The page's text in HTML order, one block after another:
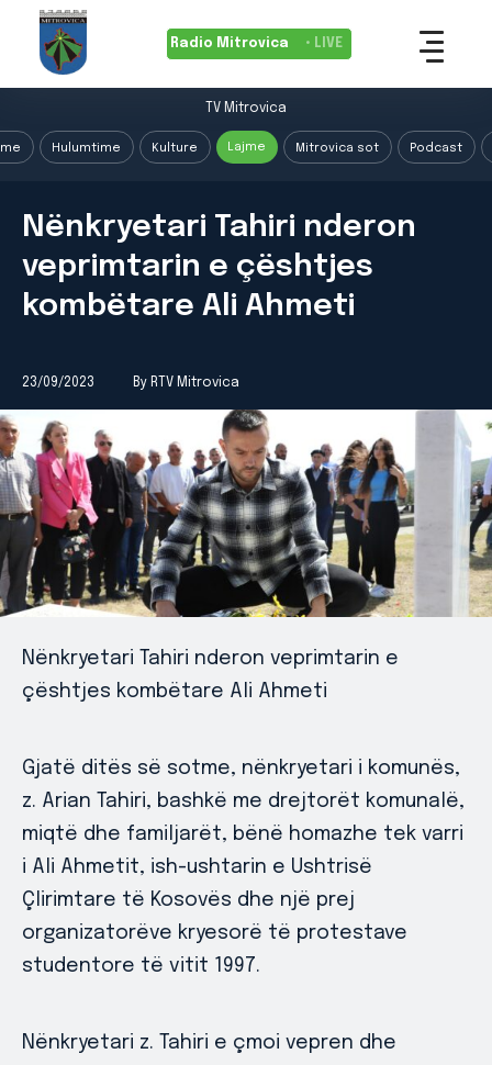
Radio Mitrovica • LIVE
TV Mitrovica
Hulumtime Kulture Lajme Mitrovica sot Podcast
Nënkryetari Tahiri nderon
veprimtarin e çështjes
kombëtare Ali Ahmeti
23/09/2023 By RTV Mitrovica
Nënkryetari Tahiri nderon veprimtarin e
çështjes kombëtare Ali Ahmeti
Gjatë ditës së sotme, nënkryetari i komunës,
z. Arian Tahiri, bashkë me drejtorët komunalë,
miqtë dhe familjarët, bënë homazhe tek varri
i Ali Ahmetit, ish-ushtarin e Ushtrisë
Çlirimtare të Kosovës dhe një prej
organizatorëve kryesorë të protestave
studentore të vitit 1997.
Nënkryetari z. Tahiri e çmoi vepren dhe